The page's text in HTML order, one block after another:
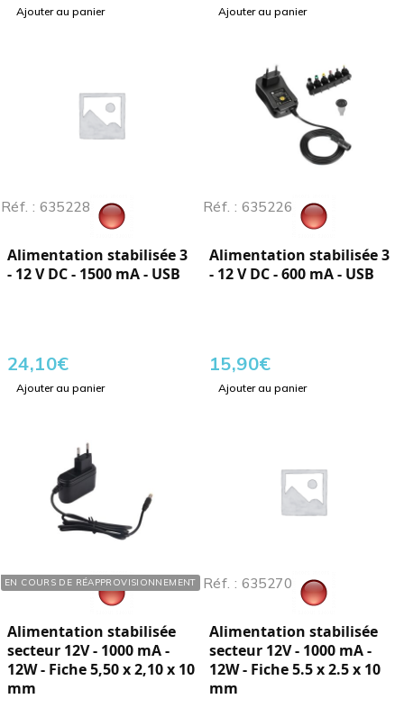
Ajouter au panier Ajouter au panier
Réf. : 635228
Alimentation stabilisée 3
- 12 V DC - 1500 mA - USB
24,10€
Ajouter au panier
Réf. : 635226
Alimentation stabilisée 3
- 12 V DC - 600 mA - USB
15,90€
Ajouter au panier
EN COURS DE RÉAPPROVISIONNEMENT
Réf. : 635220
Alimentation stabilisée
secteur 12V - 1000 mA -
12W - Fiche 5,50 x 2,10 x 10
mm
Réf. : 635270
Alimentation stabilisée
secteur 12V - 1000 mA -
12W - Fiche 5.5 x 2.5 x 10
mm